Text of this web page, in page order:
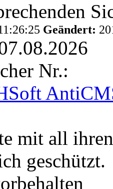
Geändert:
Nr.:
mit all
geschützt.